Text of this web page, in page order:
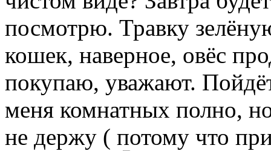
посмотрю. Травку
кошек, наверное, овёс
покупаю, уважают.
меня комнатных полно,
не держу ( потому что